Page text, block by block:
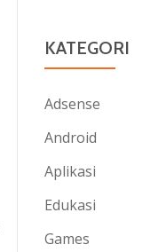
KATEGORI
Adsense
Android
Aplikasi
Edukasi
Games